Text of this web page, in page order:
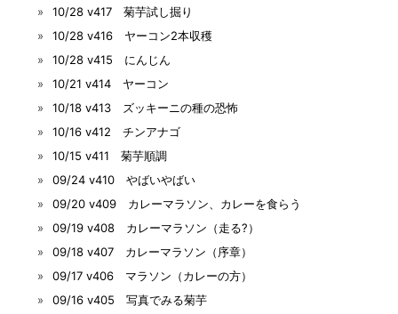
10/28 v417 菊芋試し掘り
10/28 v416 ヤーコン2本収穫
10/28 v415 にんじん
10/21 v414 ヤーコン
10/18 v413 ズッキーニの種の恐怖
10/16 v412 チンアナゴ
10/15 v411 菊芋順調
09/24 v410 やばいやばい
09/20 v409 カレーマラソン、カレーを食らう
09/19 v408 カレーマラソン（走る?）
09/18 v407 カレーマラソン（序章）
09/17 v406 マラソン（カレーの方）
09/16 v405 写真でみる菊芋